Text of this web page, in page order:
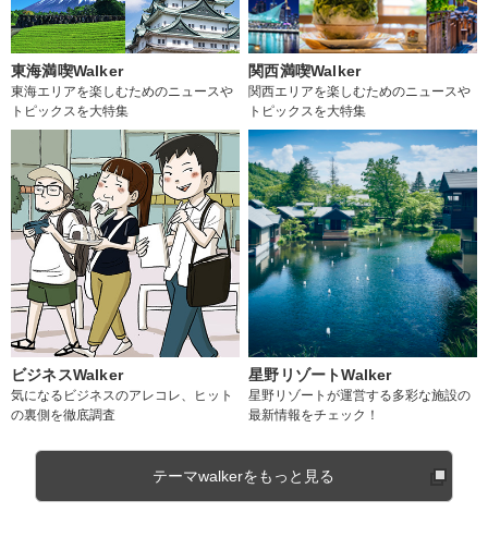
東海満喫Walker
東海エリアを楽しむためのニュースや
トピックスを大特集
関西満喫Walker
関西エリアを楽しむためのニュースや
トピックスを大特集
ビジネスWalker
気になるビジネスのアレコレ、ヒット
の裏側を徹底調査
星野リゾートWalker
星野リゾートが運営する多彩な施設の
最新情報をチェック！
テーマwalkerをもっと見る